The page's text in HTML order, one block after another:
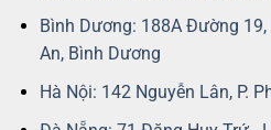
Bình Dương: 188A Đường
An, Bình Dương
Hà Nội: 142 Nguyễn Lân, P.